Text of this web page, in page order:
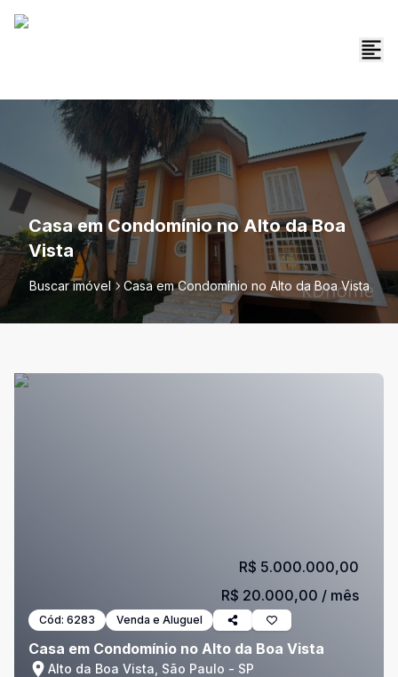
Casa em Condomínio no Alto da Boa
Vista
Buscar imóvel Casa em Condomínio no Alto da Boa Vista
Cód: 6283 Venda e Aluguel
Casa em Condomínio no Alto da Boa Vista
Alto da Boa Vista, São Paulo - SP
R$ 5.000.000,00
R$ 20.000,00 / mês